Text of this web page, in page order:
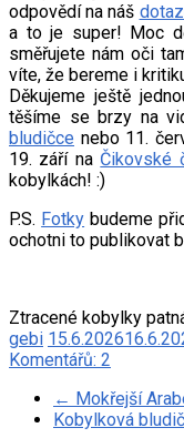
odpovědí na náš
a to je super! Moc
směřujete nám oči
víte, že bereme i
Děkujeme ještě
těšíme se brzy na
bludičce nebo 11.
19. září na Čikovské
kobylkách! :)
P.S. Fotky budeme
ochotni to publikovat
Ztracené kobylky
gebi 15.6.2026
Komentářů: 2
← Mokřejší
Kobylková